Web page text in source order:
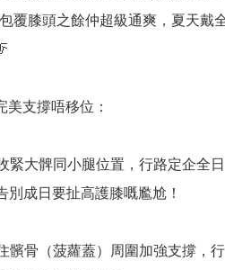
覆膝頭之餘仲超級通爽，夏天戴
支撐唔移位：
緊大髀同小腿位置，行路定企全日
成日要扯高護膝嘅尷尬！
髕骨（菠蘿蓋）周圍加強支撐，行